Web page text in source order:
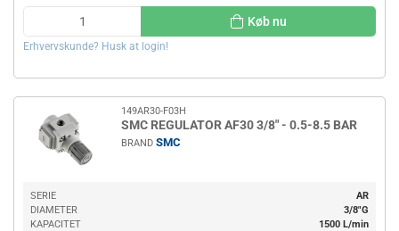
Køb nu
Erhvervskunde? Husk at login!
149AR30-F03H
SMC REGULATOR AF30 3/8" - 0.5-8.5 BAR
BRAND SMC
SERIE
AR
DIAMETER
3/8"G
KAPACITET
1500 L/min